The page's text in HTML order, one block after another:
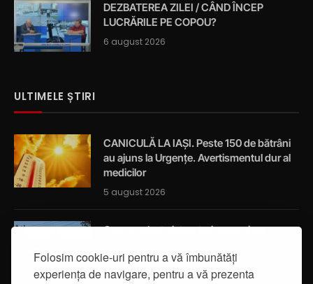
Folosim cookie-uri pentru a vă îmbunătăți
experiența de navigare, pentru a vă prezenta
DEZBATEREA ZILEI / CÂND ÎNCEP
LUCRĂRILE PE COPOU?
6 august 2026
ULTIMELE ȘTIRI
CANICULĂ LA IAȘI. Peste 150 de bătrâni
au ajuns la Urgențe. Avertismentul dur al
medicilor
5 august 2026
Cum a salvat viața a trei oameni un
întâmplător prin localitatea Breazu
5 august 2026